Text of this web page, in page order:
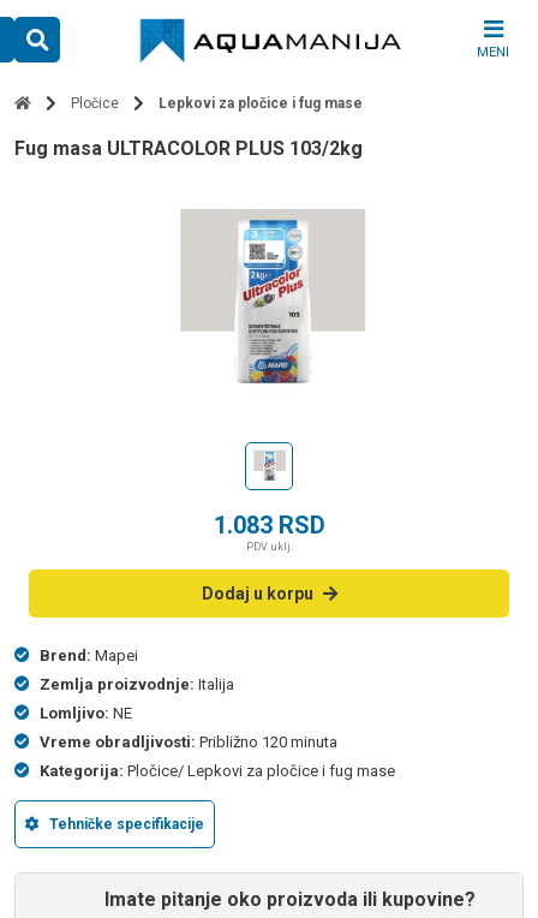
content
MENI
Pločice Lepkovi za pločice i fug mase
Fug masa ULTRACOLOR PLUS 103/2kg
1.083 RSD
PDV uklj.
Dodaj u korpu
Brend: Mapei
Zemlja proizvodnje: Italija
Lomljivo: NE
Vreme obradljivosti: Približno 120 minuta
Kategorija: Pločice/ Lepkovi za pločice i fug mase
Tehničke specifikacije
Imate pitanje oko proizvoda ili kupovine?